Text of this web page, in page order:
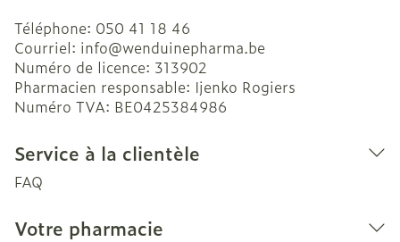
Téléphone: 050 41 18 46
Courriel: info@wenduinepharma.be
Numéro de licence: 313902
Pharmacien responsable: Ijenko Rogiers
Numéro TVA: BE0425384986
Service à la clientèle
FAQ
Votre pharmacie